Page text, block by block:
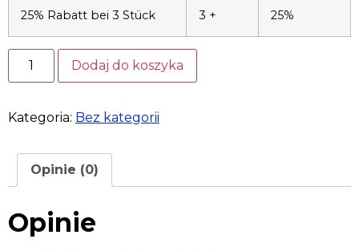
25% Rabatt bei 3 Stück 3 + 25%
Dodaj do koszyka
Kategoria: Bez kategorii
Opinie (0)
Opinie